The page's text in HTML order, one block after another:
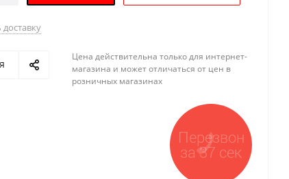
доставку
Цена действительна только для интернет-
магазина и может отличаться от цен в
розничных магазинах
Перезвон
за 37 сек